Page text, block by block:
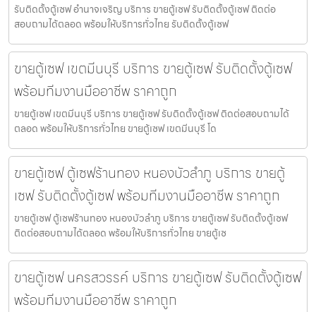
รับติดตั้งตู้เซฟ อำนาจเจริญ บริการ ขายตู้เซฟ รับติดตั้งตู้เซฟ ติดต่อ
สอบถามได้ตลอด พร้อมให้บริการทั่วไทย รับติดตั้งตู้เซฟ
ขายตู้เซฟ เขตมีนบุรี บริการ ขายตู้เซฟ รับติดตั้งตู้เซฟ
พร้อมทีมงานมืออาชีพ ราคาถูก
ขายตู้เซฟ เขตมีนบุรี บริการ ขายตู้เซฟ รับติดตั้งตู้เซฟ ติดต่อสอบถามได้
ตลอด พร้อมให้บริการทั่วไทย ขายตู้เซฟ เขตมีนบุรี โด
ขายตู้เซฟ ตู้เซฟร้านทอง หนองบัวลำภู บริการ ขายตู้
เซฟ รับติดตั้งตู้เซฟ พร้อมทีมงานมืออาชีพ ราคาถูก
ขายตู้เซฟ ตู้เซฟร้านทอง หนองบัวลำภู บริการ ขายตู้เซฟ รับติดตั้งตู้เซฟ
ติดต่อสอบถามได้ตลอด พร้อมให้บริการทั่วไทย ขายตู้เซ
ขายตู้เซฟ นครสวรรค์ บริการ ขายตู้เซฟ รับติดตั้งตู้เซฟ
พร้อมทีมงานมืออาชีพ ราคาถูก